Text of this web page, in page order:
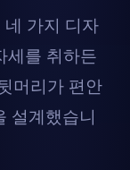
가지 디자
세를 취하든
머리가 편안
설계했습니